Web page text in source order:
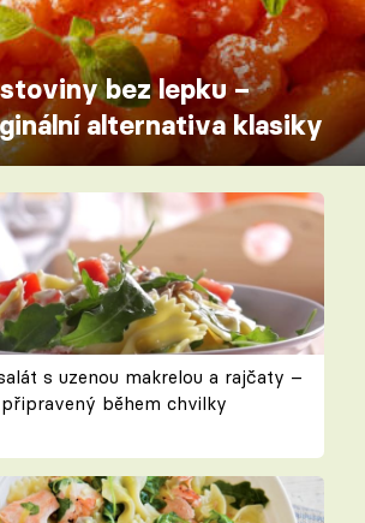
bez lepku –
alternativa klasiky
s uzenou makrelou a rajčaty –
během chvilky